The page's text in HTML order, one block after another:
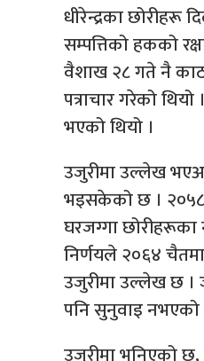
धीरेन्द्रका छोरीहरू
सम्पत्तिको हकको
वैशाख २८ गते नै
पत्राचार गरेको
भएको थियो ।
उजुरीमा उल्लेख
भइसकेको छ । २०५८
घरजग्गा छोरीहरूका
निर्णयले २०६४
उजुरीमा उल्लेख छ ।
पनि सुनुवाइ नभएको